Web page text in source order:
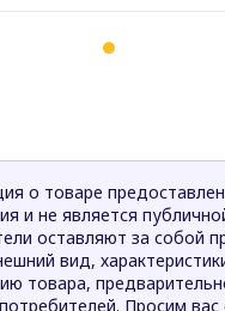
о товаре
и не является
оставляют за собой
вид,
товара,
Просим вас